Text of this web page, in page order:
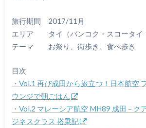
旅行期間 2017/11月
エリア タイ（バンコク・スコータイ
テーマ お祭り、街歩き、食べ歩き
目次
・Vol.1 再び成田から旅立つ！日本航空
ウンジで朝ごはん
・Vol.2 マレーシア航空 MH89 成田 – ク
ジネスクラス 搭乗記